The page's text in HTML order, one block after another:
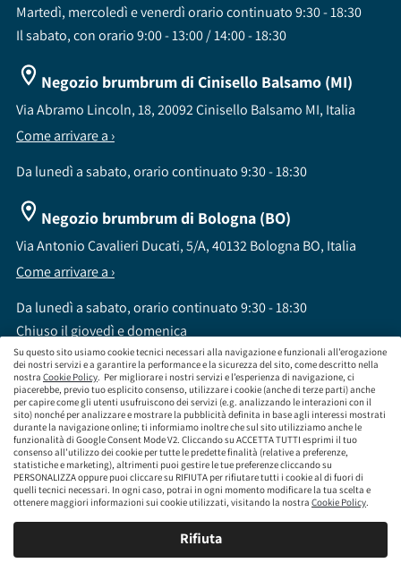
Su questo sito usiamo cookie tecnici necessari alla navigazione e funzionali all’erogazione
dei nostri servizi e a garantire la performance e la sicurezza del sito, come descritto nella
nostra Cookie Policy. Per migliorare i nostri servizi e l’esperienza di navigazione, ci
piacerebbe, previo tuo esplicito consenso, utilizzare i cookie (anche di terze parti) anche
per capire come gli utenti usufruiscono dei servizi (e.g. analizzando le interazioni con il
sito) nonché per analizzare e mostrare la pubblicità definita in base agli interessi mostrati
durante la navigazione online; ti informiamo inoltre che sul sito utilizziamo anche le
funzionalità di Google Consent Mode V2. Cliccando su ACCETTA TUTTI esprimi il tuo
consenso all’utilizzo dei cookie per tutte le predette finalità (relative a preferenze,
statistiche e marketing), altrimenti puoi gestire le tue preferenze cliccando su
PERSONALIZZA oppure puoi cliccare su RIFIUTA per rifiutare tutti i cookie al di fuori di
quelli tecnici necessari. In ogni caso, potrai in ogni momento modificare la tua scelta e
ottenere maggiori informazioni sui cookie utilizzati, visitando la nostra Cookie Policy.
Rifiuta
Martedì, mercoledì e venerdì orario continuato 9:30 - 18:30
Il sabato, con orario 9:00 - 13:00 / 14:00 - 18:30
Negozio brumbrum di Cinisello Balsamo (MI)
Via Abramo Lincoln, 18, 20092 Cinisello Balsamo MI, Italia
Come arrivare a ›
Da lunedì a sabato, orario continuato 9:30 - 18:30
Negozio brumbrum di Bologna (BO)
Via Antonio Cavalieri Ducati, 5/A, 40132 Bologna BO, Italia
Come arrivare a ›
Da lunedì a sabato, orario continuato 9:30 - 18:30
Chiuso il giovedì e domenica
brumbrum S.p.A a socio unico - CF / P.IVA 09323210964 - Numero REA: MI - 2083307 -
Capitale Sociale: Euro 218.547,65 i.v.
Sede Legale Via Leningrado 8, 20161 Milano MI
Società soggetta alla direzione e coordinamento di Aramis Group S.A.
Società soggetta al controllo IVASS, consulta gli estremi dell'iscrizione al sito
www.servizi.ivass.it